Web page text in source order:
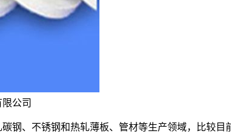
钢、不锈钢和热轧薄板、管材等生产领域，比较